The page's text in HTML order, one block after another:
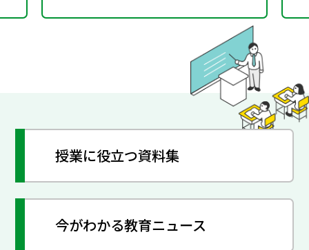
授業に役立つ資料集
今がわかる教育ニュース